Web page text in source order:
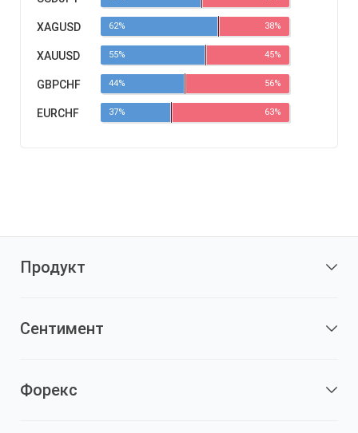
XAGUSD 62% 38%
XAUUSD 55% 45%
GBPCHF 44% 56%
EURCHF 37% 63%
Продукт
Сентимент
Форекс